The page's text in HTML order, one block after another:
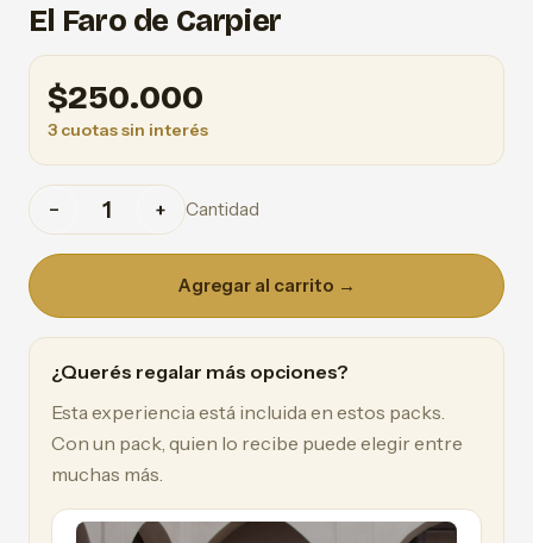
El Faro de Carpier
$250.000
3 cuotas sin interés
− + Cantidad
Agregar al carrito →
¿Querés regalar más opciones?
Esta experiencia está incluida en estos packs.
Con un pack, quien lo recibe puede elegir entre
muchas más.